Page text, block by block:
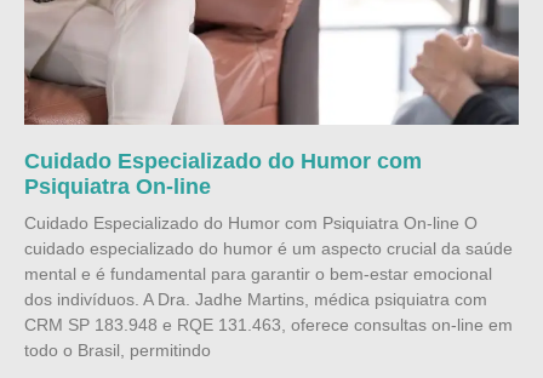
Cuidado Especializado do Humor com
Psiquiatra On-line
Cuidado Especializado do Humor com Psiquiatra On-line O
cuidado especializado do humor é um aspecto crucial da saúde
mental e é fundamental para garantir o bem-estar emocional
dos indivíduos. A Dra. Jadhe Martins, médica psiquiatra com
CRM SP 183.948 e RQE 131.463, oferece consultas on-line em
todo o Brasil, permitindo